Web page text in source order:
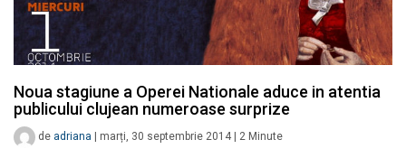
Noua stagiune a Operei Nationale aduce in atentia
publicului clujean numeroase surprize
de adriana marți, 30 septembrie 2014 2 Minute